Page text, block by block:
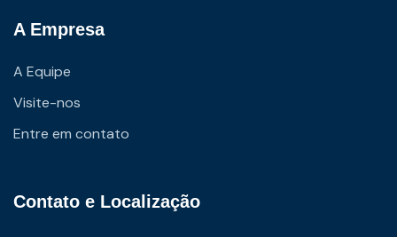
A Empresa
A Equipe
Visite-nos
Entre em contato
Contato e Localização